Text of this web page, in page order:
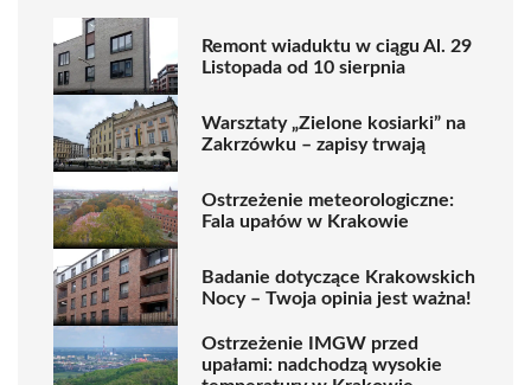
Remont wiaduktu w ciągu Al. 29
Listopada od 10 sierpnia
Warsztaty „Zielone kosiarki” na
Zakrzówku – zapisy trwają
Ostrzeżenie meteorologiczne:
Fala upałów w Krakowie
Badanie dotyczące Krakowskich
Nocy – Twoja opinia jest ważna!
Ostrzeżenie IMGW przed
upałami: nadchodzą wysokie